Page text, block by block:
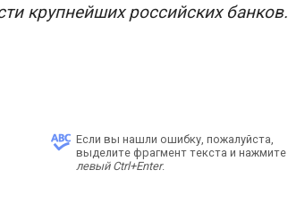
крупнейших российских банков.
Если вы нашли ошибку, пожалуйста,
выделите фрагмент текста и нажмите
левый Ctrl+Enter.